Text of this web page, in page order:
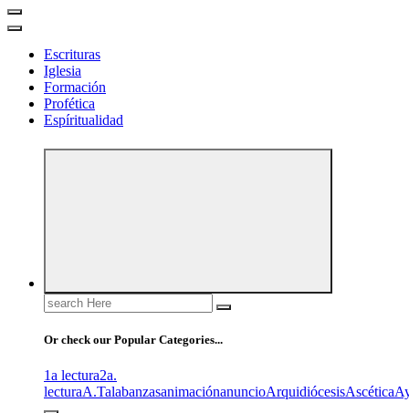
Escrituras
Iglesia
Formación
Profética
Espíritualidad
Search
for:
Or check our Popular Categories...
1a lectura2a.
lecturaA.TalabanzasanimaciónanuncioArquidiócesisAscética